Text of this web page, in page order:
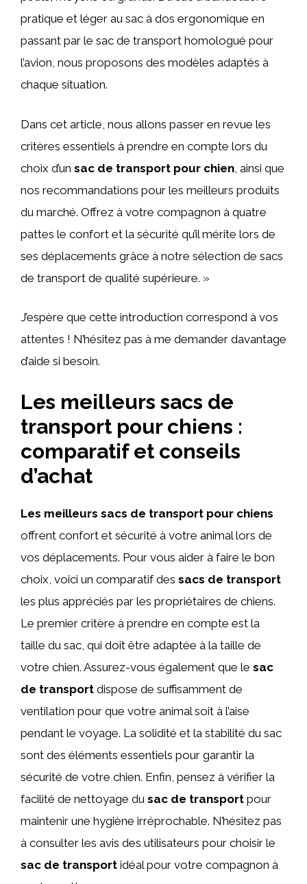
pratique et léger au sac à dos ergonomique en
passant par le sac de transport homologué pour
l’avion, nous proposons des modèles adaptés à
chaque situation.
Dans cet article, nous allons passer en revue les
critères essentiels à prendre en compte lors du
choix d’un sac de transport pour chien , ainsi que
nos recommandations pour les meilleurs produits
du marché. Offrez à votre compagnon à quatre
pattes le confort et la sécurité qu’il mérite lors de
ses déplacements grâce à notre sélection de sacs
de transport de qualité supérieure. »
J’espère que cette introduction correspond à vos
attentes ! N’hésitez pas à me demander davantage
d’aide si besoin.
Les meilleurs sacs de
transport pour chiens :
comparatif et conseils
d’achat
Les meilleurs sacs de transport pour chiens
offrent confort et sécurité à votre animal lors de
vos déplacements. Pour vous aider à faire le bon
choix, voici un comparatif des sacs de transport
les plus appréciés par les propriétaires de chiens.
Le premier critère à prendre en compte est la
taille du sac, qui doit être adaptée à la taille de
votre chien. Assurez-vous également que le sac
de transport dispose de suffisamment de
ventilation pour que votre animal soit à l’aise
pendant le voyage. La solidité et la stabilité du sac
sont des éléments essentiels pour garantir la
sécurité de votre chien. Enfin, pensez à vérifier la
facilité de nettoyage du sac de transport pour
maintenir une hygiène irréprochable. N’hésitez pas
à consulter les avis des utilisateurs pour choisir le
sac de transport idéal pour votre compagnon à